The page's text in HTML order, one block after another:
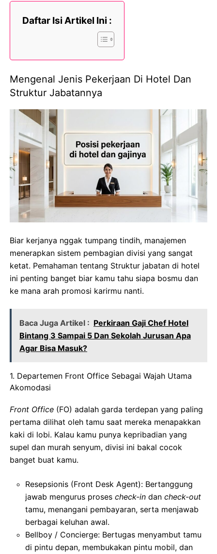
Daftar Isi Artikel Ini :
Mengenal Jenis Pekerjaan Di Hotel Dan
Struktur Jabatannya
Biar kerjanya nggak tumpang tindih, manajemen
menerapkan sistem pembagian divisi yang sangat
ketat. Pemahaman tentang Struktur jabatan di hotel
ini penting banget biar kamu tahu siapa bosmu dan
ke mana arah promosi karirmu nanti.
Baca Juga Artikel : Perkiraan Gaji Chef Hotel
Bintang 3 Sampai 5 Dan Sekolah Jurusan Apa
Agar Bisa Masuk?
1. Departemen Front Office Sebagai Wajah Utama
Akomodasi
Front Office (FO) adalah garda terdepan yang paling
pertama dilihat oleh tamu saat mereka menapakkan
kaki di lobi. Kalau kamu punya kepribadian yang
supel dan murah senyum, divisi ini bakal cocok
banget buat kamu.
Resepsionis (Front Desk Agent): Bertanggung
jawab mengurus proses check-in dan check-out
tamu, menangani pembayaran, serta menjawab
berbagai keluhan awal.
Bellboy / Concierge: Bertugas menyambut tamu
di pintu depan, membukakan pintu mobil, dan